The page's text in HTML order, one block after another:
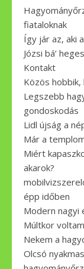
fiataloknak
Így jár az, aki
Józsi bá’
Kontakt
Közös
Legszebb
gondoskodás
Lidl újság a
Már a
Miért
akarok?
épp időben
Modern nagyi
Múltkor
Nekem a
Olcsó